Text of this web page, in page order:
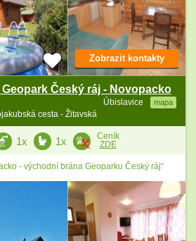
Český ráj - Novopacko
Úbislavice mapa
cesta - Žitavská
Zobrazit kontakty
1x 1x
Ceník
ZDE
- východní brána Geoparku Český ráj“